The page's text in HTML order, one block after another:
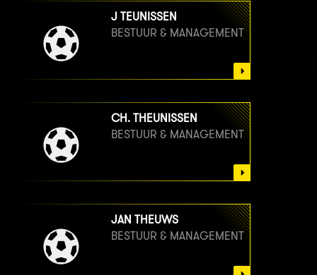
J TEUNISSEN
BESTUUR & MANAGEMENT
CH. THEUNISSEN
BESTUUR & MANAGEMENT
JAN THEUWS
BESTUUR & MANAGEMENT